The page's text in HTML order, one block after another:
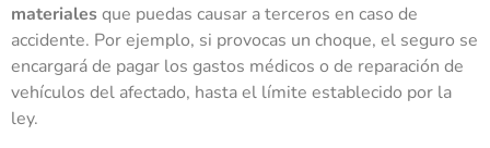
materialesque puedas causar a terceros en caso de
accidente. Por ejemplo, si provocas un choque, el seguro se
encargará de pagar los gastos médicos o de reparación de
vehículos del afectado, hasta el límite establecido por la
ley.